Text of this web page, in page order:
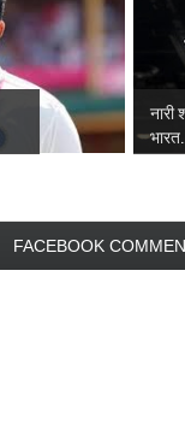
नारी
भारत...
FACEBOOK